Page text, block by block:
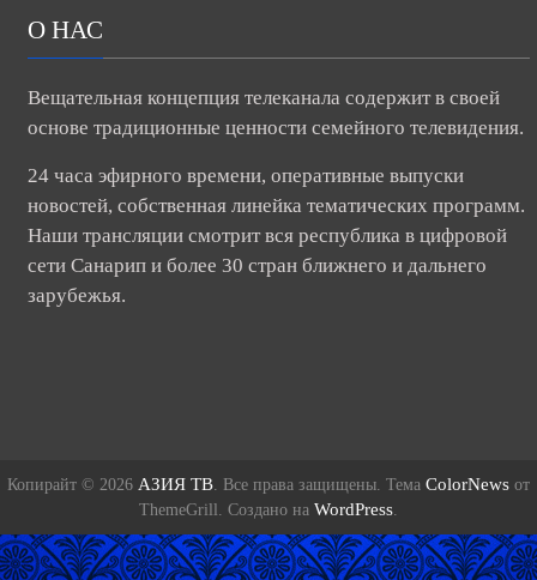
О НАС
Вещательная концепция телеканала содержит в своей
основе традиционные ценности семейного телевидения.
24 часа эфирного времени, оперативные выпуски
новостей, собственная линейка тематических программ.
Наши трансляции смотрит вся республика в цифровой
сети Санарип и более 30 стран ближнего и дальнего
зарубежья.
Копирайт © 2026 АЗИЯ ТВ. Все права защищены. Тема ColorNews от
ThemeGrill. Создано на WordPress.